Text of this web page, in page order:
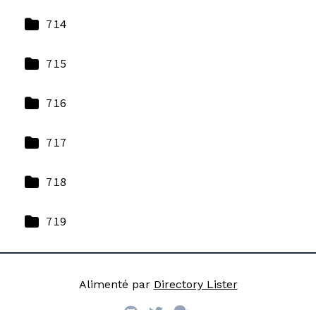
714
715
716
717
718
719
Alimenté par Directory Lister